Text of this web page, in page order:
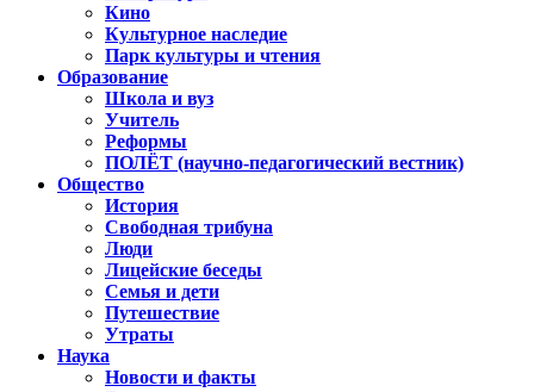
Кино
Культурное наследие
Парк культуры и чтения
Образование
Школа и вуз
Учитель
Реформы
ПОЛЁТ (научно-педагогический вестник)
Общество
История
Свободная трибуна
Люди
Лицейские беседы
Семья и дети
Путешествие
Утраты
Наука
Новости и факты